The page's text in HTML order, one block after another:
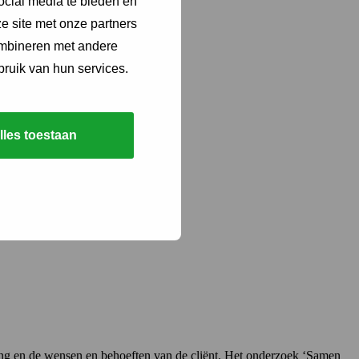
site met onze partners
met andere
van hun services.
toestaan
en de wensen en behoeften van de cliënt. Het onderzoek ‘Samen